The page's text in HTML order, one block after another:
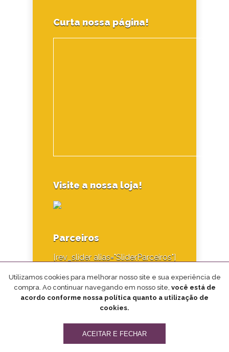
Curta nossa página!
Visite a nossa loja!
Parceiros
[rev_slider alias="SliderParceiros"]
Utilizamos cookies para melhorar nosso site e sua experiência de
compra. Ao continuar navegando em nosso site, você está de
acordo conforme nossa política quanto a utilização de
cookies.
ACEITAR E FECHAR